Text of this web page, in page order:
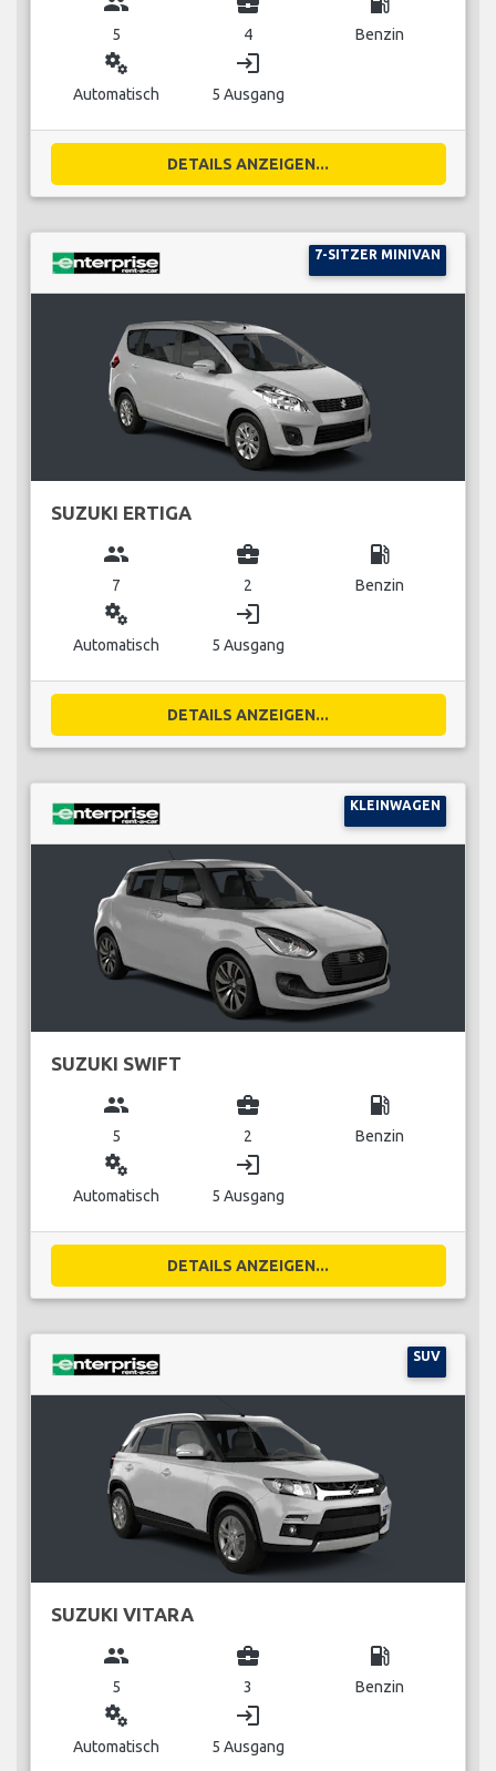
5 4 Benzin
miscellaneous_services
Automatisch
login
5 Ausgang
DETAILS ANZEIGEN...
7-SITZER MINIVAN
SUZUKI ERTIGA
group
7
business_center
2
local_gas_station
Benzin
miscellaneous_services
Automatisch
login
5 Ausgang
DETAILS ANZEIGEN...
KLEINWAGEN
SUZUKI SWIFT
group
5
business_center
2
local_gas_station
Benzin
miscellaneous_services
Automatisch
login
5 Ausgang
DETAILS ANZEIGEN...
SUV
SUZUKI VITARA
group
5
business_center
3
local_gas_station
Benzin
miscellaneous_services
Automatisch
login
5 Ausgang